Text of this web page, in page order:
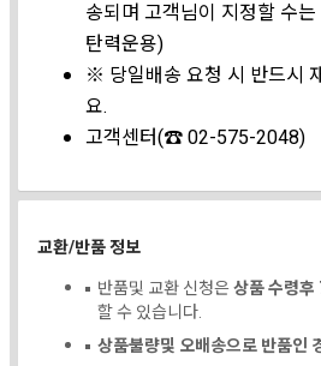
송되며 고객님이 지정할 수
탄력운용)
※ 당일배송 요청 시 반드시
요.
고객센터(☎ 02-575-2048)
교환/반품 정보
반품및 교환 신청은상품 수령후
할 수 있습니다.
상품불량및 오배송으로 반품인